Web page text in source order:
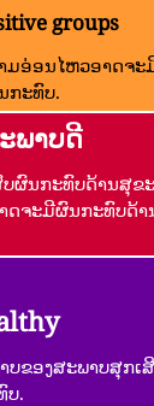
groups
ອ່ອນໄຫວອາດຈ
ກະທົບ.
ພາບດີ
ຜົນກະທົບດ້ານສຸຂ
ຈະມີຜົນກະທົບດ້າ
ບຂອງສະພາບສຸກ
ບ.